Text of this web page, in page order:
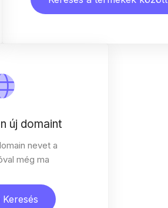
új domaint
nevet a
még ma